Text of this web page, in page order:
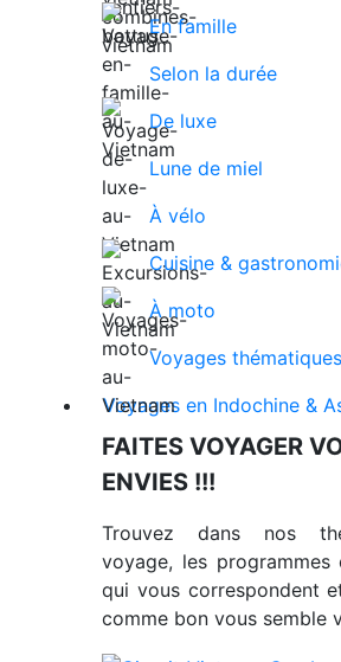
En famille
Selon la durée
De luxe
Lune de miel
À vélo
Cuisine &
À moto
Voyages thématiques
Voyages en Indochine &
FAITES VOYAGER
ENVIES !!!
Trouvez dans nos
voyage, les programmes
qui vous correspondent
comme bon vous semble